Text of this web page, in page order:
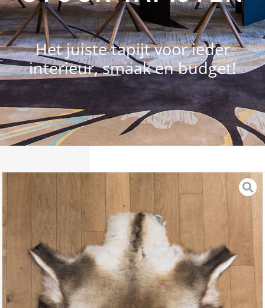
Het juiste tapijt voor ieder
interieur, smaak en budget!